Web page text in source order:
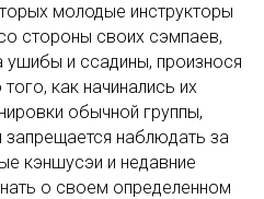
молодые инструкторы
стороны своих сэмпаев,
ушибы и ссадины, произнося
как начинались их
обычной группы,
наблюдать за
кэншусэи и недавние
о своем определенном